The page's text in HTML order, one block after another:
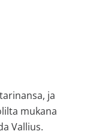
ja
mukana
Vallius.